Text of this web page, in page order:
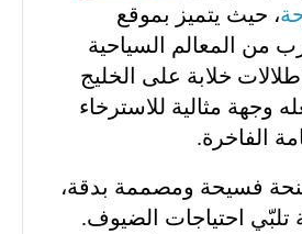
، حيث يتميز بموقع
من المعالم السياحية
خلابة على الخليج
وجهة مثالية للاسترخاء
الفاخرة.
فسيحة ومصممة بدقة،
تلبّي احتياجات الضيوف.